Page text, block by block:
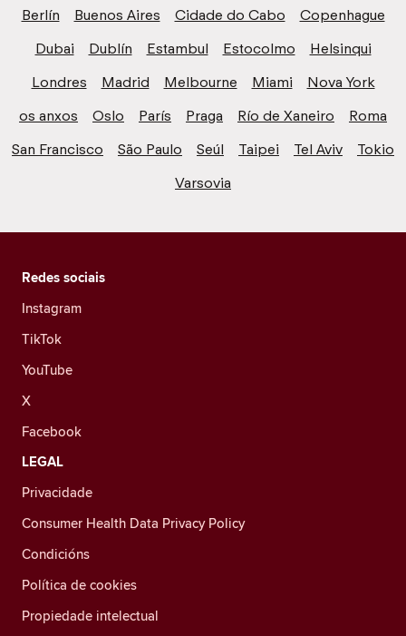
Berlín
Buenos Aires Cidade do Cabo
Copenhague
Dubai
Dublín Estambul Estocolmo
Helsinqui
Londres
Madrid Melbourne Miami
Nova York
os anxos
Oslo París Praga Río de Xaneiro
Roma
San Francisco
São Paulo Seúl Taipei Tel Aviv
Tokio
Varsovia
Redes sociais
Instagram
TikTok
YouTube
X
Facebook
LEGAL
Privacidade
Consumer Health Data Privacy Policy
Condicións
Política de cookies
Propiedade intelectual